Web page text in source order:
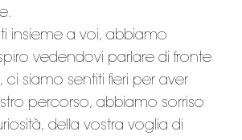
insieme a voi, abbiamo
vedendovi parlare di fronte
siamo sentiti fieri per aver
percorso, abbiamo sorriso
della vostra voglia di